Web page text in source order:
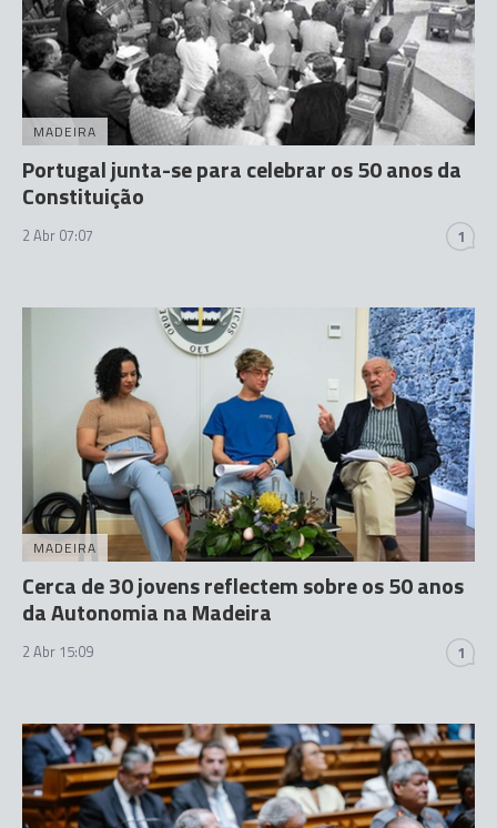
MADEIRA
Portugal junta-se para celebrar os 50 anos da
Constituição
2 Abr 07:07 1
MADEIRA
Cerca de 30 jovens reflectem sobre os 50 anos
da Autonomia na Madeira
2 Abr 15:09 1